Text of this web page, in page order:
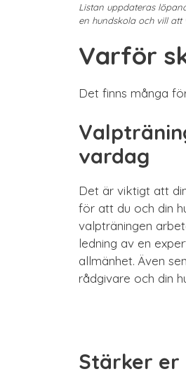
Listan uppdateras
en hundskola och vill att
Varför
Det finns många
vardag
Det är viktigt att
för att du och din
valpträningen
ledning av en
allmänhet. Även
rådgivare och din
Stärker